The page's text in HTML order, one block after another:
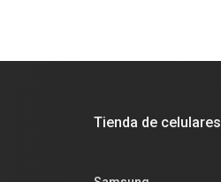
Tienda de celulares